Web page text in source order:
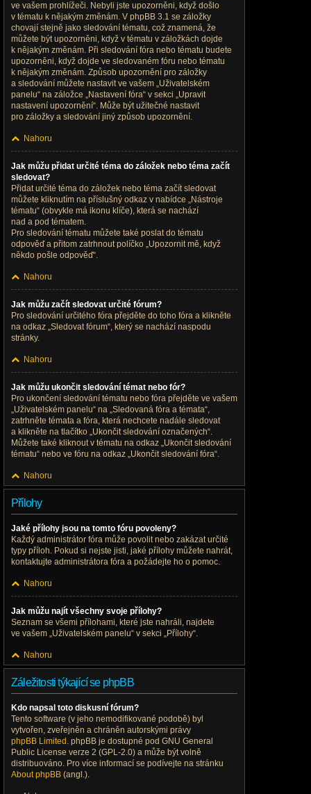
ve vašem prohlížeči. Nebyli jste upozorněni, když došlo
v tématu k nějakým změnám. V phpBB 3.1 se záložky
chovají stejně jako sledování tématu, což znamená, že
můžete být upozorněni, když v tématu v záložkách dojde
k nějakým změnám. Při sledování fóra nebo tématu budete
upozorněni, když dojde ve sledovaném fóru nebo tématu
k nějakým změnám. Způsob upozornění pro záložky
a sledování můžete nastavit ve vašem „Uživatelském
panelu“ na záložce „Nastavení fóra“ v sekci „Upravit
nastavení upozornění“. Může být užitečné nastavit
pro záložky a sledování jiný způsob upozornění.
Nahoru
Jak můžu přidat určité téma do záložek nebo téma začít
sledovat?
Přidat určité téma do záložek nebo téma začít sledovat
můžete kliknutím na příslušný odkaz v nabídce „Nástroje
tématu“ (obvykle má ikonu klíče), která se nachází
nad a pod tématem.
Pro sledování tématu můžete také poslat do tématu
odpověď a přitom zatrhnout políčko „Upozornit mě, když
někdo pošle odpověď“.
Nahoru
Jak můžu začít sledovat určité fórum?
Pro sledování určitého fóra přejděte do toho fóra a klikněte
na odkaz „Sledovat fórum“, který se nachází naspodu
stránky.
Nahoru
Jak můžu ukončit sledování témat nebo fór?
Pro ukončení sledování tématu nebo fóra přejděte ve vašem
„Uživatelském panelu“ na „Sledovaná fóra a témata“,
zatrhněte témata a fóra, která nechcete nadále sledovat
a klikněte na tlačítko „Ukončit sledování označených“.
Můžete také kliknout v tématu na odkaz „Ukončit sledování
tématu“ nebo ve fóru na odkaz „Ukončit sledování fóra“.
Nahoru
Přílohy
Jaké přílohy jsou na tomto fóru povoleny?
Každý administrátor fóra může povolit nebo zakázat určité
typy příloh. Pokud si nejste jisti, jaké přílohy můžete nahrát,
kontaktujte administrátora fóra a požádejte ho o pomoc.
Nahoru
Jak můžu najít všechny svoje přílohy?
Seznam se všemi přílohami, které jste nahráli, najdete
ve vašem „Uživatelském panelu“ v sekci „Přílohy“.
Nahoru
Záležitosti týkající se phpBB
Kdo napsal toto diskusní fórum?
Tento software (v jeho nemodifikované podobě) byl
vytvořen, zveřejněn a chráněn autorskými právy
phpBB Limited . phpBB je dostupné pod GNU General
Public License verze 2 (GPL-2.0) a může být volně
distribuováno. Pro více informací se podívejte na stránku
About phpBB (angl.).